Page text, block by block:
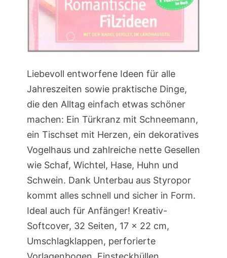
Liebevoll entworfene Ideen für alle
Jahreszeiten sowie praktische Dinge,
die den Alltag einfach etwas schöner
machen: Ein Türkranz mit Schneemann,
ein Tischset mit Herzen, ein dekoratives
Vogelhaus und zahlreiche nette Gesellen
wie Schaf, Wichtel, Hase, Huhn und
Schwein. Dank Unterbau aus Styropor
kommt alles schnell und sicher in Form.
Ideal auch für Anfänger! Kreativ-
Softcover, 32 Seiten, 17 x 22 cm,
Umschlagklappen, perforierte